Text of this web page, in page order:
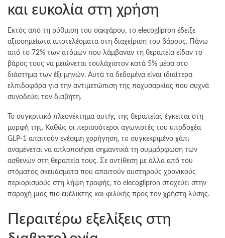
και ευκολία στη χρήση
Εκτός από τη ρύθμιση του σακχάρου, το elecoglipron έδειξε
αξιοσημείωτα αποτελέσματα στη διαχείριση του βάρους. Πάνω
από το 72% των ατόμων που λάμβαναν τη θεραπεία είδαν το
βάρος τους να μειώνεται τουλάχιστον κατά 5% μέσα στο
διάστημα των έξι μηνών. Αυτά τα δεδομένα είναι ιδιαίτερα
ελπιδοφόρα για την αντιμετώπιση της παχυσαρκίας που συχνά
συνοδεύει τον διαβήτη.
Το συγκριτικό πλεονέκτημα αυτής της θεραπείας έγκειται στη
μορφή της. Καθώς οι περισσότεροι αγωνιστές του υποδοχέα
GLP-1 απαιτούν ενέσιμη χορήγηση, το συγκεκριμένο χάπι
αναμένεται να απλοποιήσει σημαντικά τη συμμόρφωση των
ασθενών στη θεραπεία τους. Σε αντίθεση με άλλα από του
στόματος σκευάσματα που απαιτούν αυστηρούς χρονικούς
περιορισμούς στη λήψη τροφής, το elecoglipron στοχεύει στην
παροχή μιας πιο ευέλικτης και φιλικής προς τον χρήστη λύσης.
Περαιτέρω εξελίξεις στη